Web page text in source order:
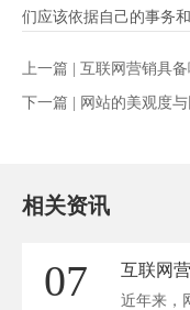
们应该依据自己的事务
上一篇 | 互联网营销具
下一篇 | 网站的美观度
相关资讯
07 互联网
近年来，